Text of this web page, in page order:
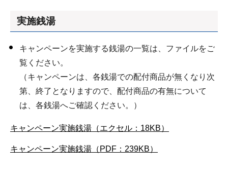
実施銭湯
キャンペーンを実施する銭湯の一覧は、ファイルをご
覧ください。
（キャンペーンは、各銭湯での配付商品が無くなり次
第、終了となりますので、配付商品の有無について
は、各銭湯へご確認ください。）
キャンペーン実施銭湯（エクセル：18KB）
キャンペーン実施銭湯（PDF：239KB）